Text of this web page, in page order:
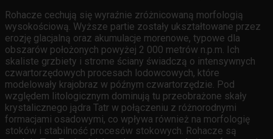
Rohacze cechują się wyraźnie zróżnicowaną morfologią
wysokościową. Wyższe partie zostały ukształtowane przez
erozję glacjalną oraz akumulacje morenowe, typowe dla
obszarów położonych powyżej 2 000 metrów n.p.m. Ich
skaliste grzbiety i strome ściany świadczą o intensywnych
czwartorzędowych procesach lodowcowych, które
modelowały krajobraz w późnym czwartorzędzie. Pod
względem litologicznym dominują tu przeobrażone skały
krystalicznego jądra Tatr w połączeniu z różnorodnymi
formacjami osadowymi, co wpływa również na morfologię
stoków i stabilność procesów stokowych. Rohacze są